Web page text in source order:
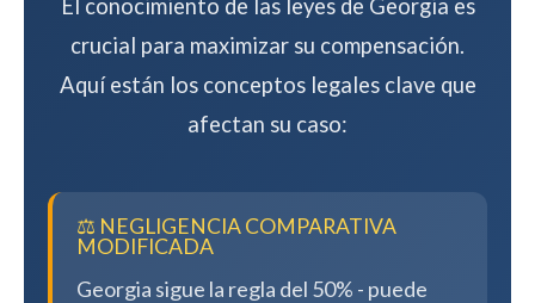
El conocimiento de las leyes de Georgia es
crucial para maximizar su compensación.
Aquí están los conceptos legales clave que
afectan su caso:
⚖️ NEGLIGENCIA COMPARATIVA
MODIFICADA
Georgia sigue la regla del 50% - puede